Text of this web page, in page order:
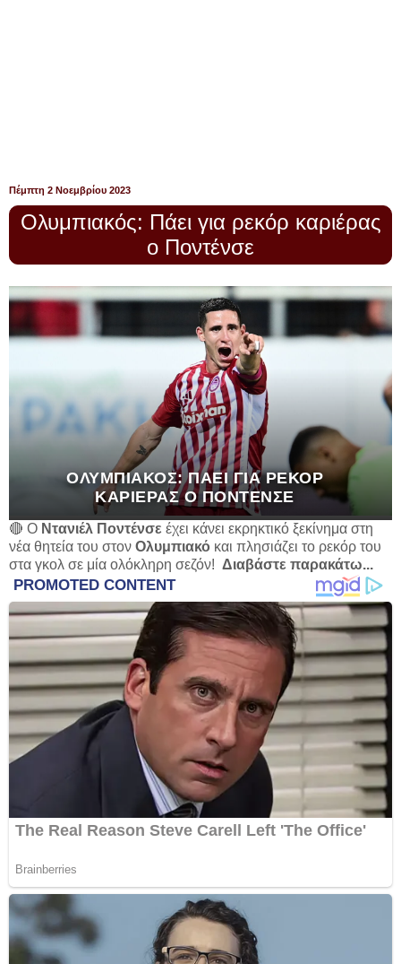
Πέμπτη 2 Νοεμβρίου 2023
Ολυμπιακός: Πάει για ρεκόρ καριέρας
ο Ποντένσε
ΟΛΥΜΠΙΑΚΌΣ: ΠΆΕΙ ΓΙΑ ΡΕΚΌΡ
ΚΑΡΙΈΡΑΣ Ο ΠΟΝΤΈΝΣΕ
🔴 Ο Ντανιέλ Ποντένσε έχει κάνει εκρηκτικό ξεκίνημα στη
νέα θητεία του στον Ολυμπιακό και πλησιάζει το ρεκόρ του
στα γκολ σε μία ολόκληρη σεζόν! Διαβάστε παρακάτω...